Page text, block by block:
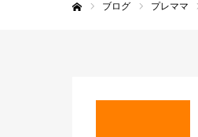
ブログ プレママ